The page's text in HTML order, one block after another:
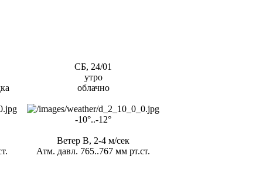
СБ, 24/01
утро
облачно
-10°..-12°
Ветер В, 2-4 м/сек
Атм. давл. 765..767 мм рт.ст.